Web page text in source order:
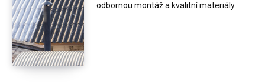
odbornou montáž a kvalitní materiály